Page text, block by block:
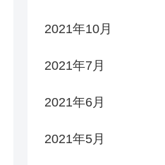
2021年10月
2021年7月
2021年6月
2021年5月